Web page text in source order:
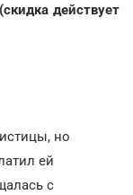
действует
но
ей
с